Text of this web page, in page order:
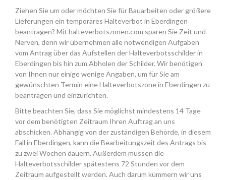
Ziehen Sie um oder möchten Sie für Bauarbeiten oder größere
Lieferungen ein temporäres Halteverbot in Eberdingen
beantragen? Mit halteverbotszonen.com sparen Sie Zeit und
Nerven, denn wir übernehmen alle notwendigen Aufgaben
vom Antrag über das Aufstellen der Halteverbotsschilder in
Eberdingen bis hin zum Abholen der Schilder. Wir benötigen
von Ihnen nur einige wenige Angaben, um für Sie am
gewünschten Termin eine Halteverbotszone in Eberdingen zu
beantragen und einzurichten.
Bitte beachten Sie, dass Sie möglichst mindestens 14 Tage
vor dem benötigten Zeitraum Ihren Auftrag an uns
abschicken. Abhängig von der zuständigen Behörde, in diesem
Fall in Eberdingen, kann die Bearbeitungszeit des Antrags bis
zu zwei Wochen dauern. Außerdem müssen die
Halteverbotsschilder spätestens 72 Stunden vor dem
Zeitraum aufgestellt werden. Auch darum kümmern wir uns